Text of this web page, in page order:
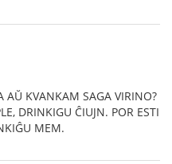
AŬ KVANKAM SAGA VIRINO?
DRINKIGU ĈIUJN. POR ESTI
MEM.